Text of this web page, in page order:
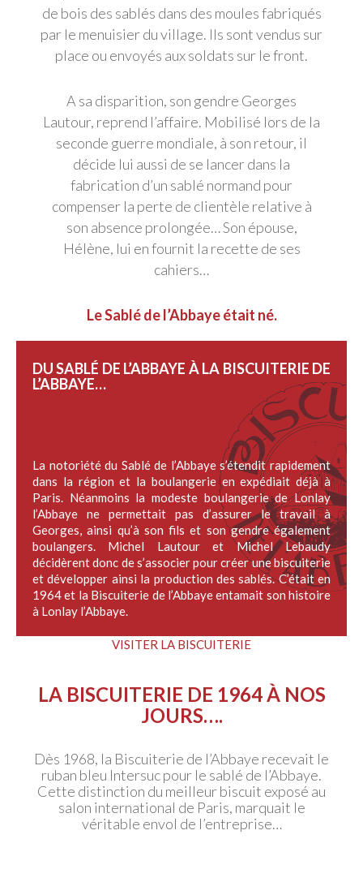
de bois des sablés dans des moules fabriqués
par le menuisier du village. Ils sont vendus sur
place ou envoyés aux soldats sur le front.
A sa disparition, son gendre Georges
Lautour, reprend l’affaire. Mobilisé lors de la
seconde guerre mondiale, à son retour, il
décide lui aussi de se lancer dans la
fabrication d’un sablé normand pour
compenser la perte de clientèle relative à
son absence prolongée… Son épouse,
Hélène, lui en fournit la recette de ses
cahiers…
Le Sablé de l’Abbaye était né.
DU SABLÉ DE L’ABBAYE À LA BISCUITERIE DE
L’ABBAYE…
La notoriété du Sablé de l’Abbaye s’étendit rapidement
dans la région et la boulangerie en expédiait déjà à
Paris. Néanmoins la modeste boulangerie de Lonlay
l’Abbaye ne permettait pas d’assurer le travail à
Georges, ainsi qu’à son fils et son gendre également
boulangers. Michel Lautour et Michel Lebaudy
décidèrent donc de s’associer pour créer une biscuiterie
et développer ainsi la production des sablés. C’était en
1964 et la Biscuiterie de l’Abbaye entamait son histoire
à Lonlay l’Abbaye.
VISITER LA BISCUITERIE
LA BISCUITERIE DE 1964 À NOS
JOURS….
Dès 1968, la Biscuiterie de l’Abbaye recevait le
ruban bleu Intersuc pour le sablé de l’Abbaye.
Cette distinction du meilleur biscuit exposé au
salon international de Paris, marquait le
véritable envol de l’entreprise…